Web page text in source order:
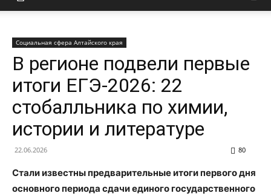
Социальная сфера Алтайского края
В регионе подвели первые
итоги ЕГЭ-2026: 22
стобалльника по химии,
истории и литературе
22.06.2026 80
Стали известны предварительные итоги первого дня
основного периода сдачи единого государственного